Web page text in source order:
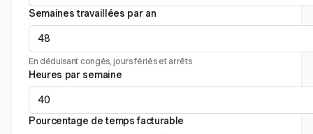
Semaines travaillées par an
En déduisant congés, jours fériés et arrêts
Heures par semaine
Pourcentage de temps facturable